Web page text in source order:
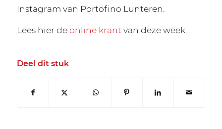
Instagram van Portofino Lunteren.
Lees hier deonline krant van deze week.
Deel dit stuk